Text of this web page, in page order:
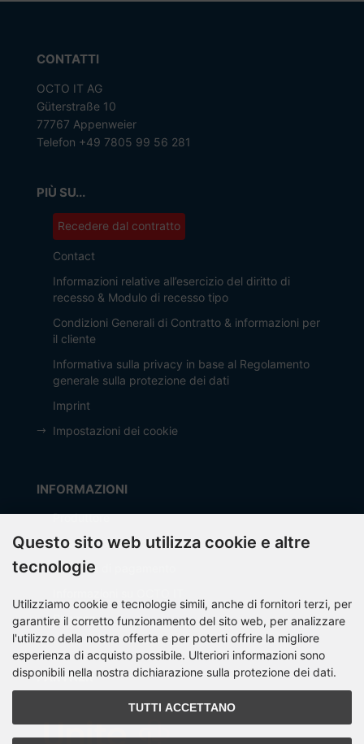
CONTATTI
OCTO IT AG
Güterstraße 10
77767 Appenweier
Telefon +49 7805 99 56 281
PIÙ SU...
Recedere dal contratto
Contact
Informazioni relative all’esercizio del diritto di
recesso & Modulo di recesso tipo
Condizioni Generali di Contratto & informazioni per
il cliente
Informativa sulla privacy in base al Regolamento
generale sulla protezione dei dati
Imprint
Impostazioni dei cookie
INFORMAZIONI
Produttore
Spese di spedizione
Modalità di pagamento
Sitemap
PARTNER
Questo sito web utilizza cookie e altre
tecnologie
Utilizziamo cookie e tecnologie simili, anche di fornitori terzi, per
garantire il corretto funzionamento del sito web, per analizzare
l'utilizzo della nostra offerta e per poterti offrire la migliore
esperienza di acquisto possibile. Ulteriori informazioni sono
disponibili nella nostra dichiarazione sulla protezione dei dati.
TUTTI ACCETTANO